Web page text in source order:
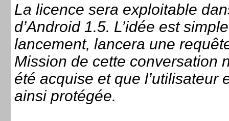
La licence sera exploitable
d’Android 1.5. L’idée est
lancement, lancera une
Mission de cette conversation
été acquise et que l’utilisateur
ainsi protégée.